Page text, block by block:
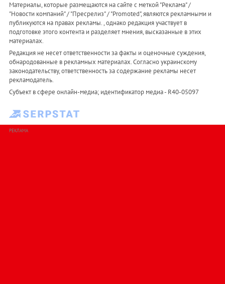
Материалы, которые размещаются на сайте с меткой "Реклама" /
"Новости компаний" / "Пресрелиз" / "Promoted", являются рекламными и
публикуются на правах рекламы. , однако редакция участвует в
подготовке этого контента и разделяет мнения, высказанные в этих
материалах.
Редакция не несет ответственности за факты и оценочные суждения,
обнародованные в рекламных материалах. Согласно украинскому
законодательству, ответственность за содержание рекламы несет
рекламодатель.
Субъект в сфере онлайн-медиа; идентификатор медиа - R40-05097
РЕКЛАМА